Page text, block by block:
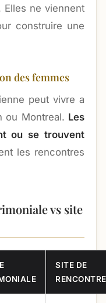
Elles ne viennent
construire une
des femmes
peut vivre a
ou Montreal. Les
ou se trouvent
les rencontres
vs site
SITE DE
RENCONTRE